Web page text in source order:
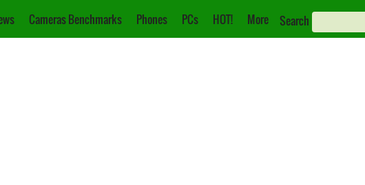
Cameras Benchmarks Phones PCs HOT! More Search